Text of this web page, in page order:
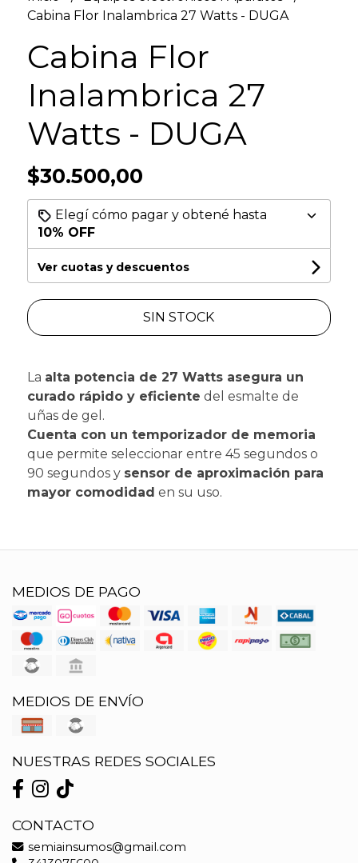
Cabina Flor Inalambrica 27 Watts - DUGA
Cabina Flor
Inalambrica 27
Watts - DUGA
$30.500,00
Elegí cómo pagar y obtené hasta
10% OFF
Ver cuotas y descuentos
SIN STOCK
La alta potencia de 27 Watts asegura un
curado rápido y eficiente del esmalte de
uñas de gel.
Cuenta con un temporizador de memoria
que permite seleccionar entre 45 segundos o
90 segundos y sensor de aproximación para
mayor comodidad en su uso.
MEDIOS DE PAGO
MEDIOS DE ENVÍO
NUESTRAS REDES SOCIALES
CONTACTO
semiainsumos@gmail.com